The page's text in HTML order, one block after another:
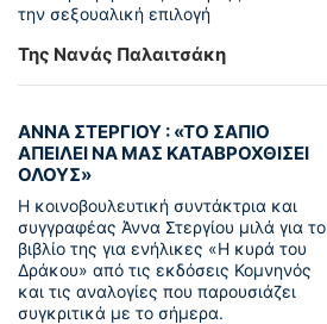
την σεξουαλική επιλογή
Της Νανάς Παλαιτσάκη
ΑΝΝΑ ΣΤΕΡΓΙΟΥ : «ΤΟ ΣΑΠΙΟ
ΑΠΕΙΛΕΙ ΝΑ ΜΑΣ ΚΑΤΑΒΡΟΧΘΙΣΕΙ
ΟΛΟΥΣ»
Η κοινοβουλευτική συντάκτρια και
συγγραφέας Άννα Στεργίου μιλά για το
βιβλίο της για ενήλικες «Η κυρά του
Δράκου» από τις εκδόσεις Κομνηνός
και τις αναλογίες που παρουσιάζει
συγκριτικά με το σήμερα.